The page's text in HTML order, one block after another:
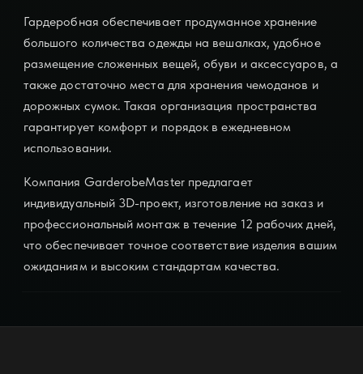
Гардеробная обеспечивает продуманное хранение
большого количества одежды на вешалках, удобное
размещение сложенных вещей, обуви и аксессуаров, а
также достаточно места для хранения чемоданов и
дорожных сумок. Такая организация пространства
гарантирует комфорт и порядок в ежедневном
использовании.
Компания GarderobeMaster предлагает
индивидуальный 3D-проект, изготовление на заказ и
профессиональный монтаж в течение 12 рабочих дней,
что обеспечивает точное соответствие изделия вашим
ожиданиям и высоким стандартам качества.